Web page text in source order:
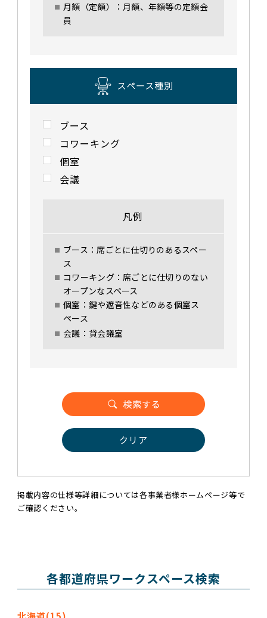
月額（定額）：月額、年額等の定額会
員
ブース
コワーキング
個室
会議
凡例
ブース：席ごとに仕切りのあるスペー
ス
コワーキング：席ごとに仕切りのない
オープンなスペース
個室：鍵や遮音性などのある個室ス
ペース
会議：貸会議室
クリア
掲載内容の仕様等詳細については各事業者様ホームページ等で
ご確認ください。
各都道府県ワークスペース検索